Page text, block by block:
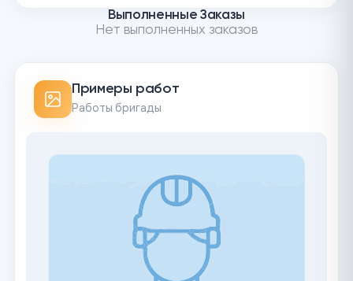
Выполненные Заказы
Нет выполненных заказов
Примеры работ
Работы бригады